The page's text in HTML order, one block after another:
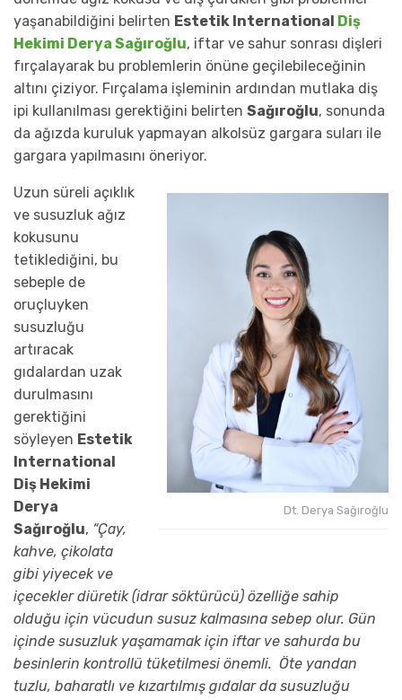
yaşanabildiğini belirten Estetik International
Diş
Hekimi Derya Sağıroğlu, iftar ve sahur sonrası dişleri
fırçalayarak bu problemlerin önüne geçilebileceğinin
altını çiziyor. Fırçalama işleminin ardından mutlaka diş
ipi kullanılması gerektiğini belirten Sağıroğlu, sonunda
da ağızda kuruluk yapmayan alkolsüz gargara suları ile
gargara yapılmasını öneriyor.
Dt. Derya Sağıroğlu
Uzun süreli açıklık
ve susuzluk ağız
kokusunu
tetiklediğini, bu
sebeple de
oruçluyken
susuzluğu
artıracak
gıdalardan uzak
durulmasını
gerektiğini
söyleyen Estetik
International
Diş Hekimi
Derya
Sağıroğlu, “Çay,
kahve, çikolata
gibi yiyecek ve
içecekler diüretik (idrar söktürücü) özelliğe sahip
olduğu için vücudun susuz kalmasına sebep olur. Gün
içinde susuzluk yaşamamak için iftar ve sahurda bu
besinlerin kontrollü tüketilmesi önemli. Öte yandan
tuzlu, baharatlı ve kızartılmış gıdalar da susuzluğu